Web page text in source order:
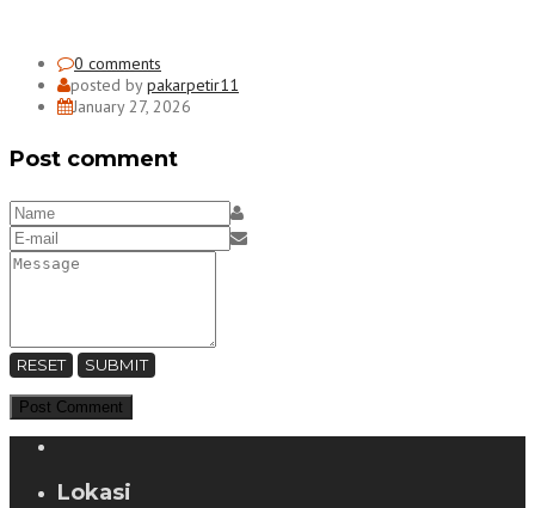
0 comments
posted bypakarpetir11
January 27, 2026
Post comment
RESET SUBMIT
Lokasi